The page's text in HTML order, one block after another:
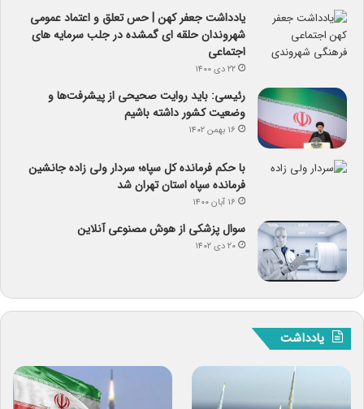
یادداشت جعفر کهن | حس تعلق و اعتماد عمومی
شهروندان حلقه ای گمشده در جلب سرمایه های
اجتماعی
۲۲ دی ۱۴۰۰
رئیسی: باید روایت صحیحی از پیشرفت‌ها و
وضعیت کشور داشته باشیم
۱۶ بهمن ۱۴۰۲
با حکم فرمانده کل سپاه؛ سردار ولی زاده جانشین
فرمانده سپاه استان تهران شد
۱۶ آبان ۱۴۰۰
سوال پزشکی از هوش مصنوعی آنلاین
۲۰ دی ۱۴۰۲
یادداشت